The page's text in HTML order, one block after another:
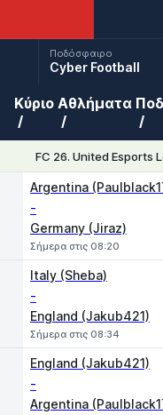
Ποδόσφαιρο
Cyber Football
Κύριο Αθλήματα
FC 26. United Esports
Argentina
-
Germany (Jiraz)
Σήμερα στις 08:20
Italy (Sheba)
-
England (Jakub421)
Σήμερα στις 08:34
England (Jakub421)
-
Argentina